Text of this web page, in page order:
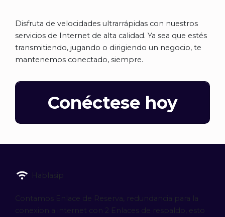
Disfruta de velocidades ultrarrápidas con nuestros
servicios de Internet de alta calidad. Ya sea que estés
transmitiendo, jugando o dirigiendo un negocio, te
mantenemos conectado, siempre.
Conéctese hoy
Hablasip
Contamos Enlace de Reserva, redundancia para la
conexion a internet con 2 Enlaces de respaldo, esto